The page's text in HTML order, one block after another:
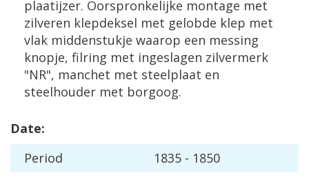
plaatijzer. Oorspronkelijke montage met
zilveren klepdeksel met gelobde klep met
vlak middenstukje waarop een messing
knopje, filring met ingeslagen zilvermerk
"NR", manchet met steelplaat en
steelhouder met borgoog.
Date:
Period
1835 - 1850